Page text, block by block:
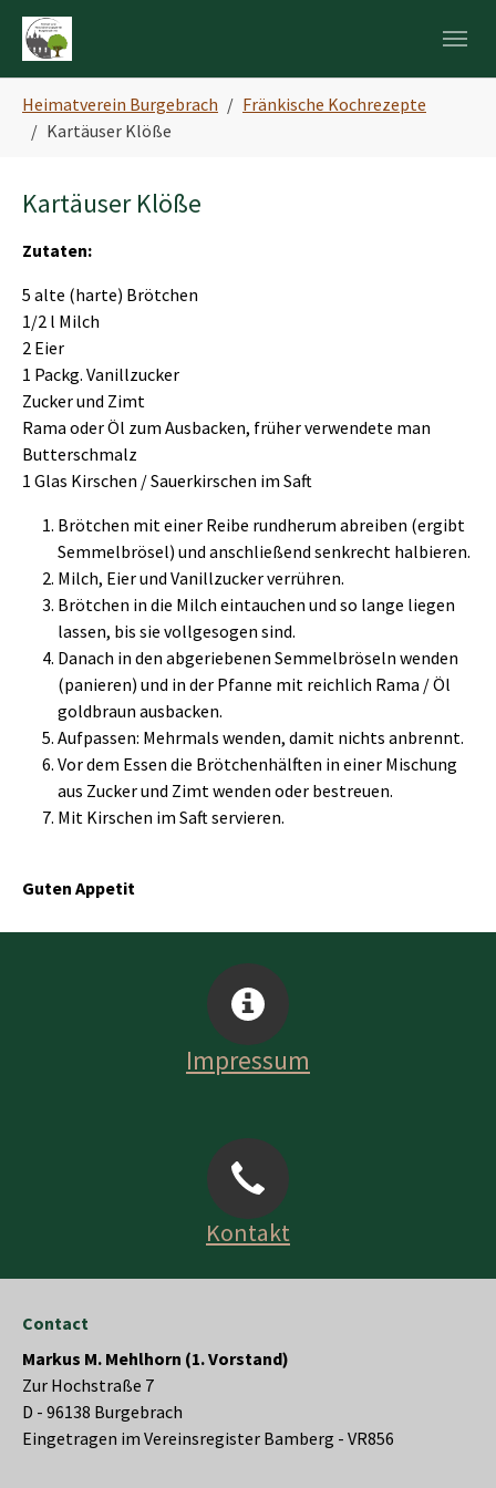
Skip to main navigation
Zum Hauptinhalt springen
Skip to page footer
Heimatverein Burgebrach
Fränkische Kochrezepte
Kartäuser Klöße
Kartäuser Klöße
Zutaten:
5 alte (harte) Brötchen
1/2 l Milch
2 Eier
1 Packg. Vanillzucker
Zucker und Zimt
Rama oder Öl zum Ausbacken, früher verwendete man
Butterschmalz
1 Glas Kirschen / Sauerkirschen im Saft
Brötchen mit einer Reibe rundherum abreiben (ergibt
Semmelbrösel) und anschließend senkrecht halbieren.
Milch, Eier und Vanillzucker verrühren.
Brötchen in die Milch eintauchen und so lange liegen
lassen, bis sie vollgesogen sind.
Danach in den abgeriebenen Semmelbröseln wenden
(panieren) und in der Pfanne mit reichlich Rama / Öl
goldbraun ausbacken.
Aufpassen: Mehrmals wenden, damit nichts anbrennt.
Vor dem Essen die Brötchenhälften in einer Mischung
aus Zucker und Zimt wenden oder bestreuen.
Mit Kirschen im Saft servieren.
Guten Appetit
Impressum
Kontakt
Contact
Markus M. Mehlhorn (1. Vorstand)
Zur Hochstraße 7
D - 96138 Burgebrach
Eingetragen im Vereinsregister Bamberg - VR856